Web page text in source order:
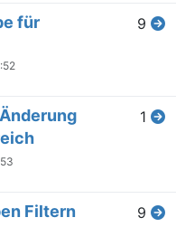
für
9
1
Filtern 9